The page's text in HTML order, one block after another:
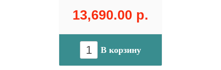
13,690.00 р.
В корзину